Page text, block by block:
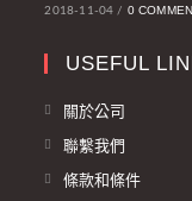
2018-11-04 / 0
USEFUL
關於公司
聯繫我們
條款和條件